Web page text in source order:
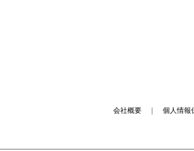
会社概要 個人情報